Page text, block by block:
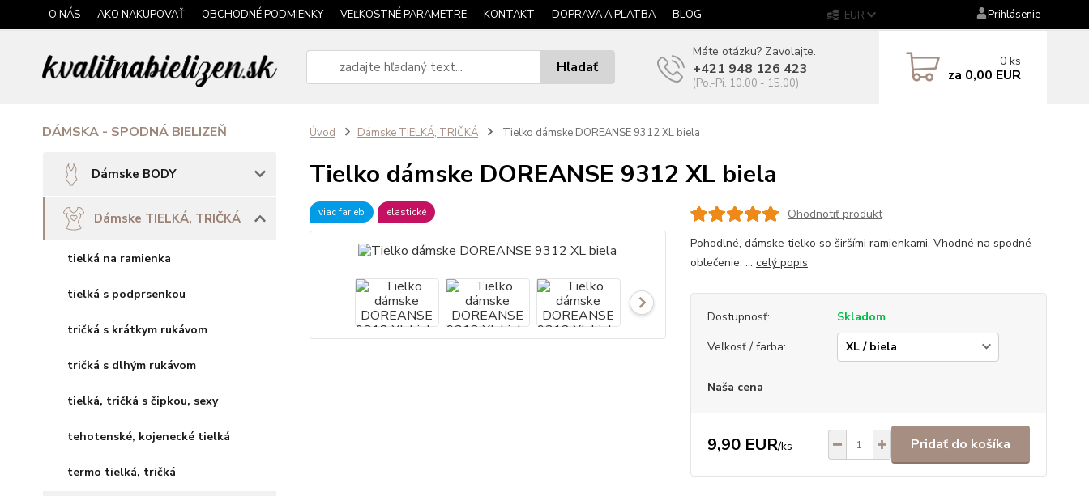
O NÁS AKO NAKUPOVAŤ OBCHODNÉ PODMIENKY VEĽKOSTNÉ PARAMETRE KONTAKT DOPRAVA A PLATBA BLOG EUR Prihlásenie
Hľadať
Máte otázku? Zavolajte.
+421 948 126 423
(Po.-Pi. 10.00 - 15.00)
0 ks
za 0,00 EUR
DÁMSKA - SPODNÁ BIELIZEŇ
Dámske BODY
Dámske TIELKÁ, TRIČKÁ
tielká na ramienka
tielká s podprsenkou
tričká s krátkym rukávom
tričká s dlhým rukávom
tielká, tričká s čipkou, sexy
tehotenské, kojenecké tielká
termo tielká, tričká
Úvod Dámske TIELKÁ, TRIČKÁ Tielko dámske DOREANSE 9312 XL biela
Tielko dámske DOREANSE 9312 XL biela
viac farieb elastické
Ohodnotiť produkt
Pohodlné, dámske tielko so širšími ramienkami. Vhodné na spodné
oblečenie, ... celý popis
Dostupnosť:
Skladom
Veľkosť / farba:
Naša cena
9,90 EUR/ks Pridať do košíka